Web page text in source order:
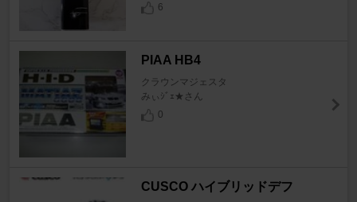
6
PIAA HB4
クラウンマジェスタ
みぃｼﾞｪ★さん
0
CUSCO ハイブリッドデフ